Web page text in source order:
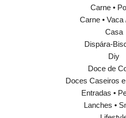
Carne •
Carne • Vaca
Casa
Dispára-
Diy
Doce de
Doces Caseiros
Entradas •
Lanches •